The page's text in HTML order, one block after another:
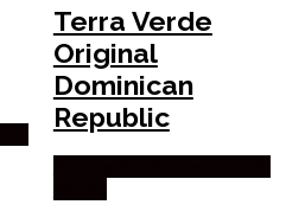
Terra Verde
Original
Dominican
Republic